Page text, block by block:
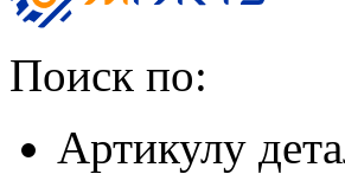
Поиск по:
Артикулу